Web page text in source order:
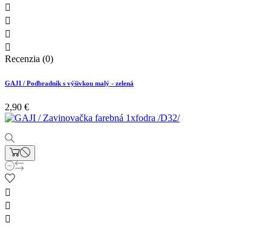




Recenzia (0)
GAJI / Podbradník s výšivkou malý - zelená
2,90 €


